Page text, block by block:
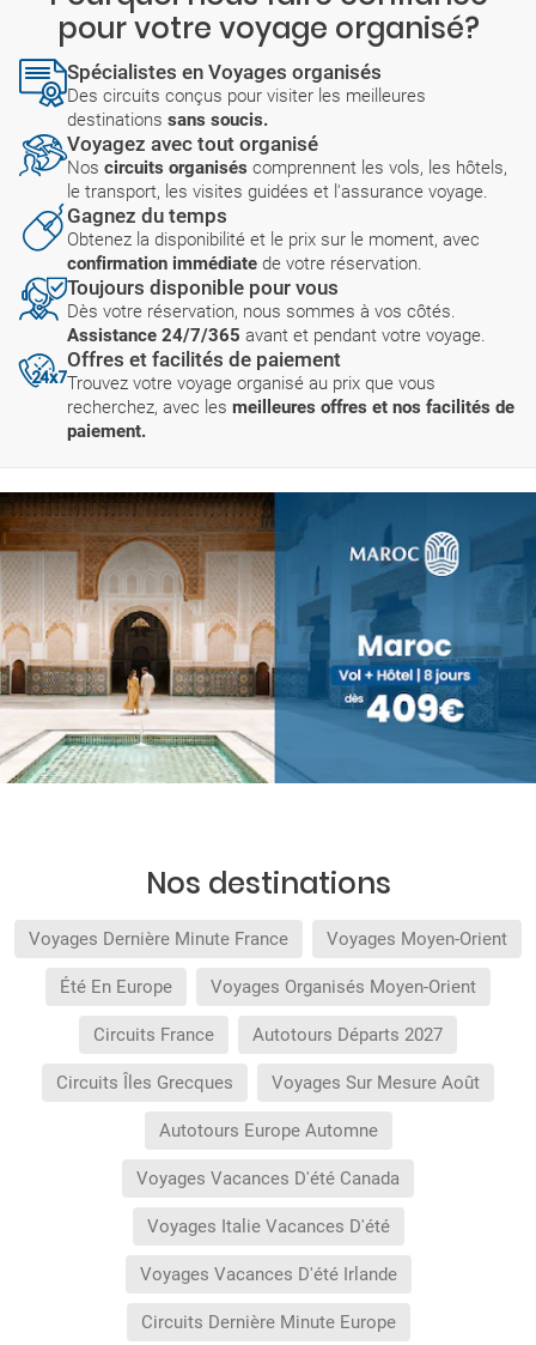
pour votre voyage organisé?
Spécialistes en Voyages organisés
Des circuits conçus pour visiter les meilleures
destinations sans soucis.
Voyagez avec tout organisé
Nos circuits organisés comprennent les vols, les hôtels,
le transport, les visites guidées et l'assurance voyage.
Gagnez du temps
Obtenez la disponibilité et le prix sur le moment, avec
confirmation immédiate de votre réservation.
Toujours disponible pour vous
Dès votre réservation, nous sommes à vos côtés.
Assistance 24/7/365 avant et pendant votre voyage.
Offres et facilités de paiement
Trouvez votre voyage organisé au prix que vous
recherchez, avec les meilleures offres et nos facilités de
paiement.
Nos destinations
Voyages Dernière Minute France Voyages Moyen-Orient
Été En Europe Voyages Organisés Moyen-Orient
Circuits France Autotours Départs 2027
Circuits Îles Grecques Voyages Sur Mesure Août
Autotours Europe Automne
Voyages Vacances D'été Canada
Voyages Italie Vacances D'été
Voyages Vacances D'été Irlande
Circuits Dernière Minute Europe